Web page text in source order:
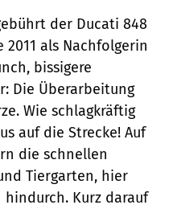
der Ducati 848
als Nachfolgerin
bissigere
Die Überarbeitung
Wie schlagkräftig
auf die Strecke! Auf
die schnellen
Tiergarten, hier
Kurz darauf